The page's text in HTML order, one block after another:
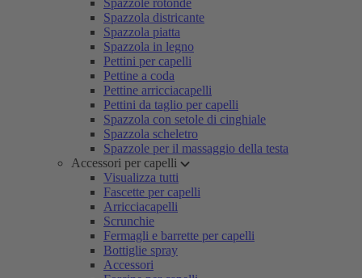
Spazzole rotonde
Spazzola districante
Spazzola piatta
Spazzola in legno
Pettini per capelli
Pettine a coda
Pettine arricciacapelli
Pettini da taglio per capelli
Spazzola con setole di cinghiale
Spazzola scheletro
Spazzole per il massaggio della testa
Accessori per capelli
Visualizza tutti
Fascette per capelli
Arricciacapelli
Scrunchie
Fermagli e barrette per capelli
Bottiglie spray
Accessori